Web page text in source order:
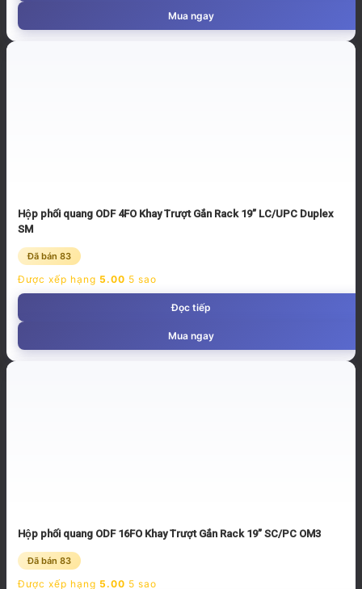
Mua ngay
Hộp phối quang ODF 4FO Khay Trượt Gắn Rack 19” LC/UPC Duplex
SM
Đã bán 83
Được xếp hạng 5.00 5 sao
Đọc tiếp
Mua ngay
Hộp phối quang ODF 16FO Khay Trượt Gắn Rack 19” SC/PC OM3
Đã bán 83
Được xếp hạng 5.00 5 sao